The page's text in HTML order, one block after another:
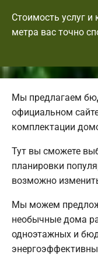
Стоимость услуг и
метра вас точно
Мы предлагаем
официальном
комплектации
Тут вы сможете
планировки
возможно
Мы можем
необычные дома
одноэтажных и